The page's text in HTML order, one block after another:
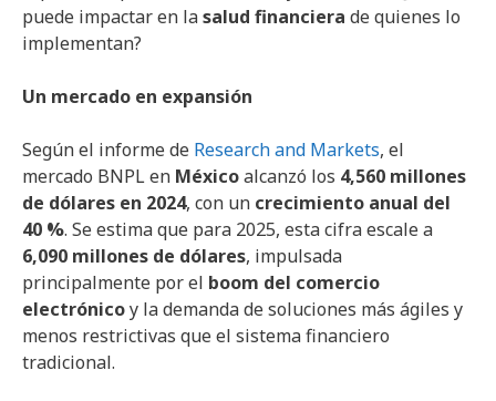
puede impactar en lasalud financiera de quienes lo
implementan?
Un mercado en expansión
Según el informe de Research and Markets, el
mercado BNPL en Méxicoalcanzó los 4,560 millones
de dólares en 2024, con un crecimiento anual del
40 %. Se estima que para 2025, esta cifra escale a
6,090 millones de dólares, impulsada
principalmente por el boom del comercio
electrónicoy la demanda de soluciones más ágiles y
menos restrictivas que el sistema financiero
tradicional.